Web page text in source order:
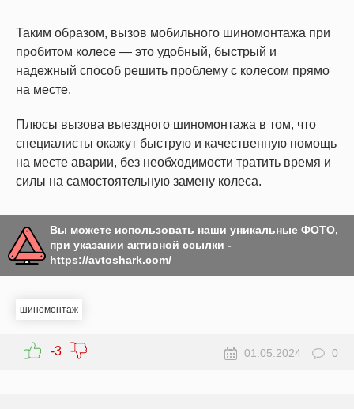
Таким образом, вызов мобильного шиномонтажа при
пробитом колесе — это удобный, быстрый и
надежный способ решить проблему с колесом прямо
на месте.
Плюсы вызова выездного шиномонтажа в том, что
специалисты окажут быструю и качественную помощь
на месте аварии, без необходимости тратить время и
силы на самостоятельную замену колеса.
Вы можете использовать наши уникальные ФОТО,
при указании активной ссылки -
https://avtoshark.com/
шиномонтаж
-3 01.05.2024 0